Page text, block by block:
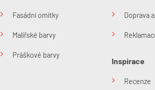
Fasádní omítky
Malířské barvy
Práškové barvy
Doprava
Inspirace
Recenze